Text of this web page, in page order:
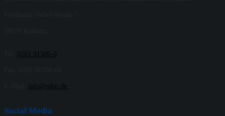
0261 91506-0
info@ssbp.de
Social Media